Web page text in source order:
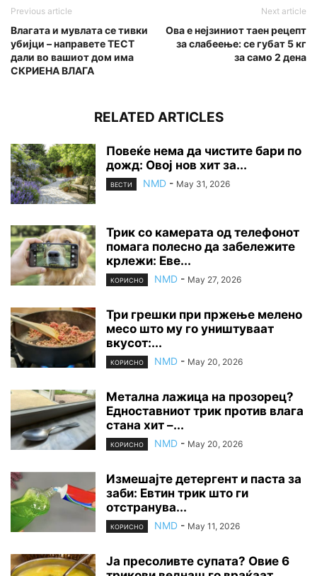
Previous article
Влагата и мувлата се тивки
yбијци – направете ТЕСТ
дали во вашиот дом има
СКРИЕНА ВЛАГА
Next article
Ова е нејзиниот таен рецепт
за слабеење: се губат 5 кг
за само 2 дена
RELATED ARTICLES
Повеќе нема да чистите бари по
дожд: Овој нов хит за...
ВЕСТИ NMD - May 31, 2026
Трик со камерата од телефонот
помага полесно да забележите
крлежи: Еве...
КОРИСНО NMD - May 27, 2026
Три грешки при пржење мелено
месо што му го уништуваат
вкусот:...
КОРИСНО NMD - May 20, 2026
Метална лажица на прозорец?
Едноставниот трик против влага
стана хит –...
КОРИСНО NMD - May 20, 2026
Измешајте детергент и паста за
заби: Евтин трик што ги
отстранува...
КОРИСНО NMD - May 11, 2026
Ја пресоливте супата? Овие 6